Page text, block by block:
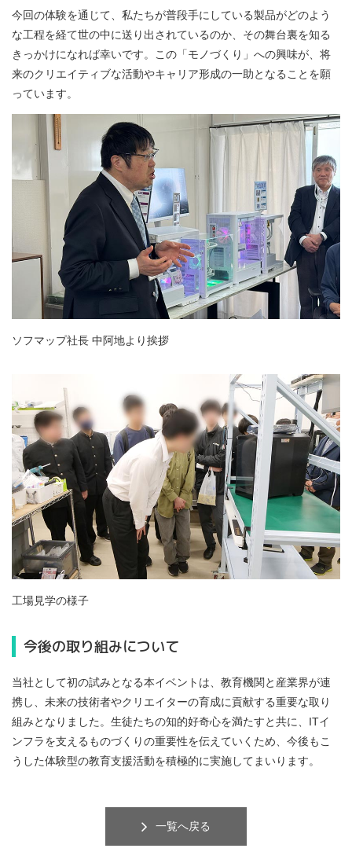
今回の体験を通じて、私たちが普段手にしている製品がどのよう
な工程を経て世の中に送り出されているのか、その舞台裏を知る
きっかけになれば幸いです。この「モノづくり」への興味が、将
来のクリエイティブな活動やキャリア形成の一助となることを願
っています。
ソフマップ社長 中阿地より挨拶
工場見学の様子
今後の取り組みについて
当社として初の試みとなる本イベントは、教育機関と産業界が連
携し、未来の技術者やクリエイターの育成に貢献する重要な取り
組みとなりました。生徒たちの知的好奇心を満たすと共に、ITイ
ンフラを支えるものづくりの重要性を伝えていくため、今後もこ
うした体験型の教育支援活動を積極的に実施してまいります。
一覧へ戻る